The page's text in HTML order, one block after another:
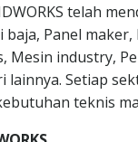
telah
Panel
Mesin industry,
Setiap
teknis